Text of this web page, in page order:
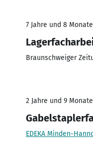
7 Jahre und 8
Braunschweiger
2 Jahre und 9
EDEKA Minden-